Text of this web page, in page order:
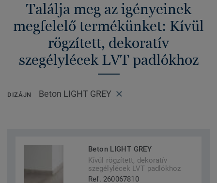
Találja meg az igényeinek
megfelelő termékünket: Kívül
rögzített, dekoratív
szegélylécek LVT padlókhoz
DIZÁJN Beton LIGHT GREY
Beton LIGHT GREY
Kívül rögzített, dekoratív
szegélylécek LVT padlókhoz
Ref. 260067810